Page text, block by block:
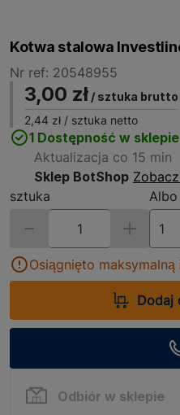
Kotwa stalowa
Nr ref: 20548955
3,00 zł / sztuka brutto
2,44 zł / sztuka netto
1 Dostępność w sklepie
Aktualizacja co 15 min
Sklep BotShop
sztuka
Osiągnięto maksymalną
Dodaj
Odbiór w sklepie